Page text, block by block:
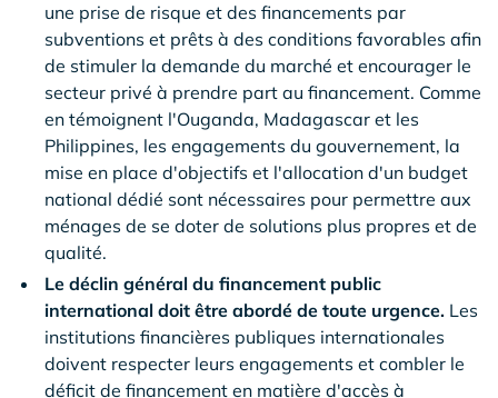
une prise de risque et des financements par
subventions et prêts à des conditions favorables afin
de stimuler la demande du marché et encourager le
secteur privé à prendre part au financement. Comme
en témoignent l'Ouganda, Madagascar et les
Philippines, les engagements du gouvernement, la
mise en place d'objectifs et l'allocation d'un budget
national dédié sont nécessaires pour permettre aux
ménages de se doter de solutions plus propres et de
qualité.
Le déclin général du financement public
international doit être abordé de toute urgence. Les
institutions financières publiques internationales
doivent respecter leurs engagements et combler le
déficit de financement en matière d'accès à